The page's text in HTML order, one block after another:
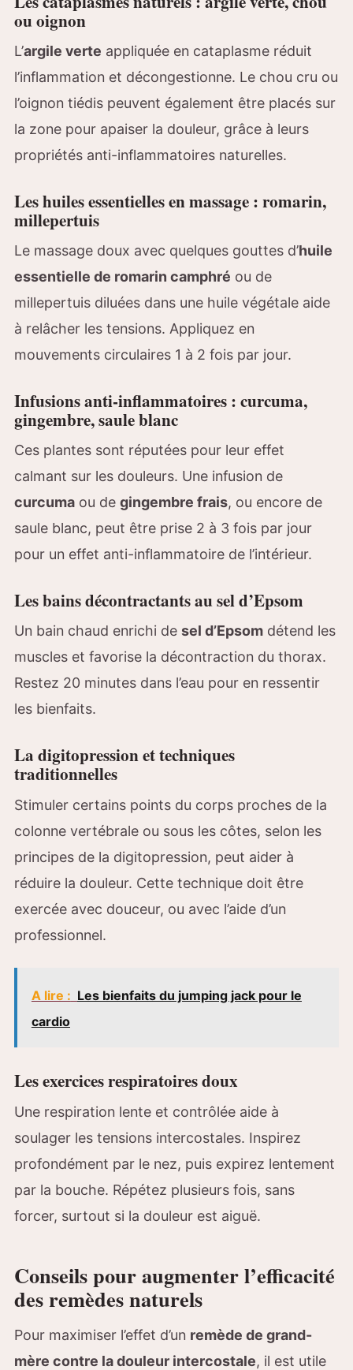
ou oignon
L’argile verte appliquée en cataplasme réduit
l’inflammation et décongestionne. Le chou cru ou
l’oignon tiédis peuvent également être placés sur
la zone pour apaiser la douleur, grâce à leurs
propriétés anti-inflammatoires naturelles.
Les huiles essentielles en massage : romarin,
millepertuis
Le massage doux avec quelques gouttes d’huile
essentielle de romarin camphré ou de
millepertuis diluées dans une huile végétale aide
à relâcher les tensions. Appliquez en
mouvements circulaires 1 à 2 fois par jour.
Infusions anti-inflammatoires : curcuma,
gingembre, saule blanc
Ces plantes sont réputées pour leur effet
calmant sur les douleurs. Une infusion de
curcuma ou de gingembre frais, ou encore de
saule blanc, peut être prise 2 à 3 fois par jour
pour un effet anti-inflammatoire de l’intérieur.
Les bains décontractants au sel d’Epsom
Un bain chaud enrichi de sel d’Epsom détend les
muscles et favorise la décontraction du thorax.
Restez 20 minutes dans l’eau pour en ressentir
les bienfaits.
La digitopression et techniques
traditionnelles
Stimuler certains points du corps proches de la
colonne vertébrale ou sous les côtes, selon les
principes de la digitopression, peut aider à
réduire la douleur. Cette technique doit être
exercée avec douceur, ou avec l’aide d’un
professionnel.
A lire : Les bienfaits du jumping jack pour le
cardio
Les exercices respiratoires doux
Une respiration lente et contrôlée aide à
soulager les tensions intercostales. Inspirez
profondément par le nez, puis expirez lentement
par la bouche. Répétez plusieurs fois, sans
forcer, surtout si la douleur est aiguë.
Conseils pour augmenter l’efficacité
des remèdes naturels
Pour maximiser l’effet d’un remède de grand-
mère contre la douleur intercostale, il est utile